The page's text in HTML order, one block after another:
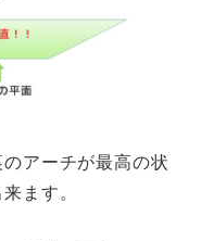
アーチが最高の状
ます。